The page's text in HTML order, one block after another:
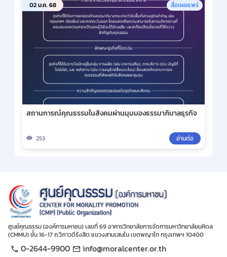
02 ม.ค. 68 สื่อเผยแพร่
สถานการณ์คุณธรรมในสังคมผ่านมุมมองธรรมาภิบาลธุรกิจ
253 อ่านต่อ
ศูนย์คุณธรรม (องค์การมหาชน) เลขที่ 69 อาคารวิทยาลัยการจัดการมหาวิทยาลัยมหิดล
(CMMU) ชั้น 16-17 ถ.วิภาวดีรังสิต แขวงสามเสนใน เขตพญาไท กรุงเทพฯ 10400
0-2644-9900 info@moralcenter.or.th